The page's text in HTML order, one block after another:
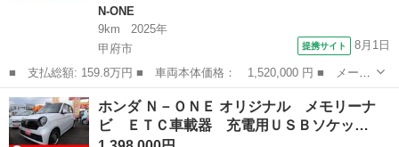
N-ONE
9km
2025年
甲府市
提携サイト 8月1日
■ 支払総額: 159.8万円 ■ 車両本体価格： 1,520,000 円 ■ メーカ
ー名： ホンダ ■ 車種名： Ｎ－ＯＮＥ ■ グレード名： オリジ
ナル 届出済未使用車 ホンダセンシング搭載 衝突回避支援ブレー
キ 誤発...
山梨 甲府市 N-ONE
ホンダ Ｎ－ＯＮＥ オリジナル メモリーナ
ビ ＥＴＣ車載器 充電用ＵＳＢソケッ…